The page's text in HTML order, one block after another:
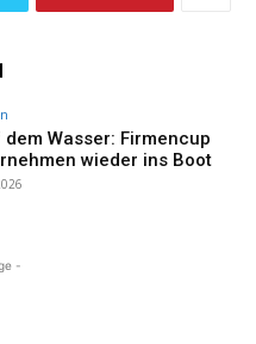
Wasser: Firmencup
wieder ins Boot
-